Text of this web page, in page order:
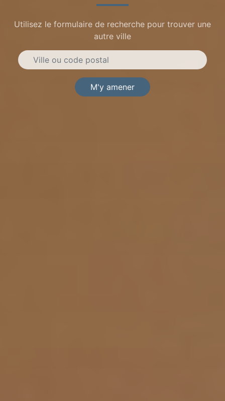
Utilisez le formulaire de recherche pour trouver une
autre ville
M'y amener